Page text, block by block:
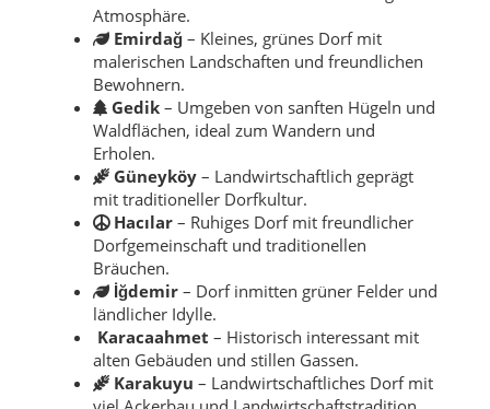
Atmosphäre.
Emirdağ – Kleines, grünes Dorf mit
malerischen Landschaften und freundlichen
Bewohnern.
Gedik – Umgeben von sanften Hügeln und
Waldflächen, ideal zum Wandern und
Erholen.
Güneyköy – Landwirtschaftlich geprägt
mit traditioneller Dorfkultur.
Hacılar – Ruhiges Dorf mit freundlicher
Dorfgemeinschaft und traditionellen
Bräuchen.
İğdemir – Dorf inmitten grüner Felder und
ländlicher Idylle.
Karacaahmet – Historisch interessant mit
alten Gebäuden und stillen Gassen.
Karakuyu – Landwirtschaftliches Dorf mit